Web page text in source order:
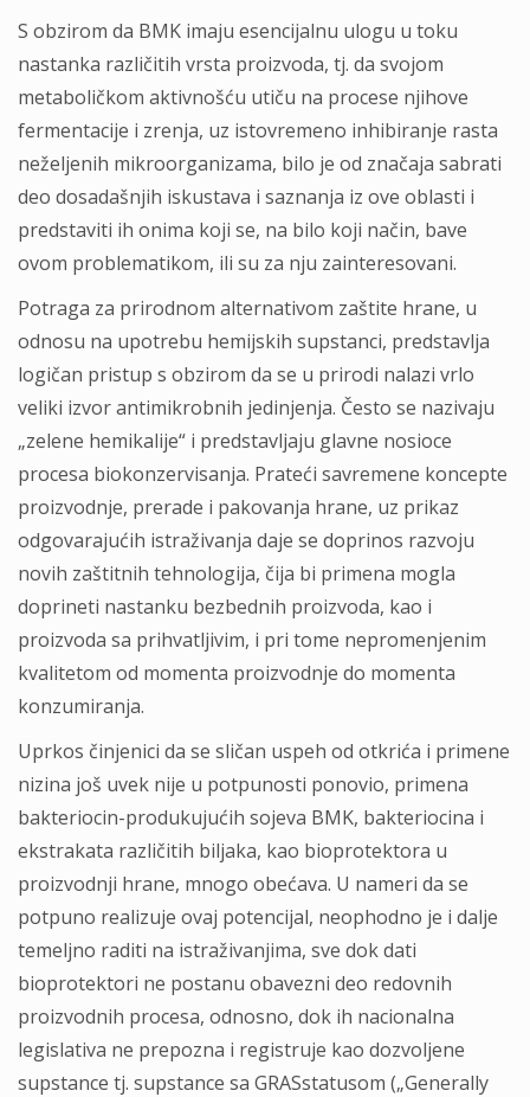
S obzirom da BMK imaju esencijalnu ulogu u toku
nastanka različitih vrsta proizvoda, tj. da svojom
metaboličkom aktivnošću utiču na procese njihove
fermentacije i zrenja, uz istovremeno inhibiranje rasta
neželjenih mikroorganizama, bilo je od značaja sabrati
deo dosadašnjih iskustava i saznanja iz ove oblasti i
predstaviti ih onima koji se, na bilo koji način, bave
ovom problematikom, ili su za nju zainteresovani.
Potraga za prirodnom alternativom zaštite hrane, u
odnosu na upotrebu hemijskih supstanci, predstavlja
logičan pristup s obzirom da se u prirodi nalazi vrlo
veliki izvor antimikrobnih jedinjenja. Često se nazivaju
„zelene hemikalije“ i predstavljaju glavne nosioce
procesa biokonzervisanja. Prateći savremene koncepte
proizvodnje, prerade i pakovanja hrane, uz prikaz
odgovarajućih istraživanja daje se doprinos razvoju
novih zaštitnih tehnologija, čija bi primena mogla
doprineti nastanku bezbednih proizvoda, kao i
proizvoda sa prihvatljivim, i pri tome nepromenjenim
kvalitetom od momenta proizvodnje do momenta
konzumiranja.
Uprkos činjenici da se sličan uspeh od otkrića i primene
nizina još uvek nije u potpunosti ponovio, primena
bakteriocin-produkujućih sojeva BMK, bakteriocina i
ekstrakata različitih biljaka, kao bioprotektora u
proizvodnji hrane, mnogo obećava. U nameri da se
potpuno realizuje ovaj potencijal, neophodno je i dalje
temeljno raditi na istraživanjima, sve dok dati
bioprotektori ne postanu obavezni deo redovnih
proizvodnih procesa, odnosno, dok ih nacionalna
legislativa ne prepozna i registruje kao dozvoljene
supstance tj. supstance sa GRASstatusom („Generally